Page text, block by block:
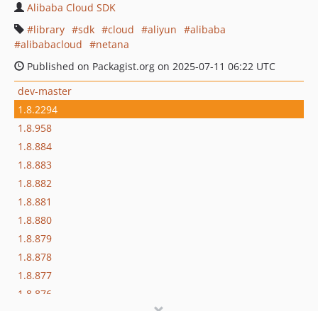
Alibaba Cloud SDK
library
sdk cloud aliyun
alibaba
alibabacloud
netana
Published on Packagist.org on 2025-07-11 06:22 UTC
dev-master
1.8.2294
1.8.958
1.8.884
1.8.883
1.8.882
1.8.881
1.8.880
1.8.879
1.8.878
1.8.877
1.8.876